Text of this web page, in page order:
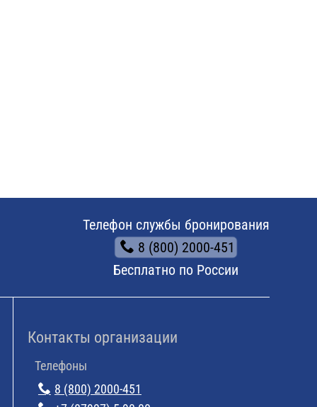
Телефон службы бронирования
8 (800) 2000-451
Бесплатно по России
Контакты организации
Телефоны
8 (800) 2000-451